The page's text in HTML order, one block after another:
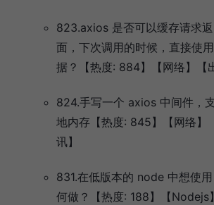
823.axios 是否可以缓存请求
面，下次调用的时候，直接使
据？【热度: 884】【网络】【
824.手写一个 axios 中间件，
地内存【热度: 845】【网络】
讯】
831.在低版本的 node 中想使
何做？【热度: 188】【Nodejs